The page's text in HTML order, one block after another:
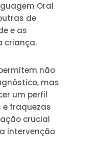
Oral
de
e as
criança.
não
mas
um perfil
e fraquezas
crucial
intervenção